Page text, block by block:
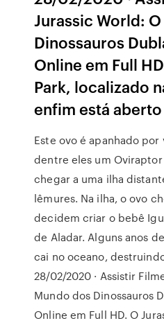
Jurassic World:
Dinossauros
Online em Full
Park, localizado
enfim está aberto
Este ovo é apanhado por
dentre eles um
chegar a uma ilha
lêmures. Na ilha, o ovo
decidem criar o bebê
de Aladar. Alguns anos
cai no oceano,
28/02/2020 · Assistir
Mundo dos Dinossauros
Online em Full HD. O